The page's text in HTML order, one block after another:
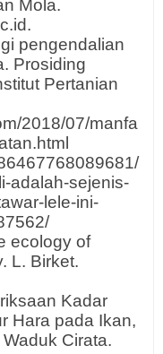
Mola.
pengendalian
Prosiding
Pertanian
2018/07/manfa
adalah-sejenis-
lele-ini-
ecology of
L. Birket.
Kadar
Hara pada Ikan,
Cirata.